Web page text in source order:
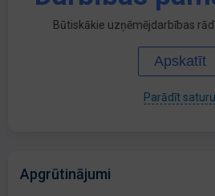
Būtiskākie uzņēmējdarbības
Apskatīt
Parādīt saturu
Apgrūtinājumi